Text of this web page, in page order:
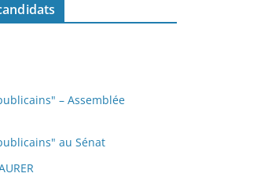
– Assemblée
au Sénat